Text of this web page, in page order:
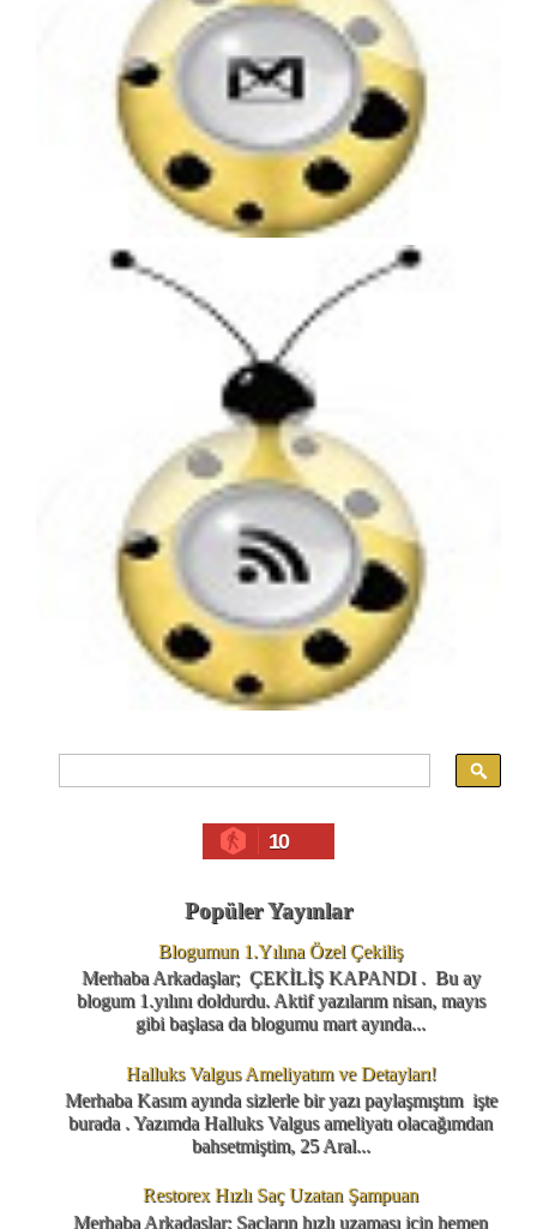
10
Popüler Yayınlar
Blogumun 1.Yılına Özel Çekiliş
Merhaba Arkadaşlar; ÇEKİLİŞ KAPANDI . Bu ay
blogum 1.yılını doldurdu. Aktif yazılarım nisan, mayıs
gibi başlasa da blogumu mart ayında...
Halluks Valgus Ameliyatım ve Detayları!
Merhaba Kasım ayında sizlerle bir yazı paylaşmıştım işte
burada . Yazımda Halluks Valgus ameliyatı olacağımdan
bahsetmiştim, 25 Aral...
Restorex Hızlı Saç Uzatan Şampuan
Merhaba Arkadaşlar; Saçların hızlı uzaması için hemen